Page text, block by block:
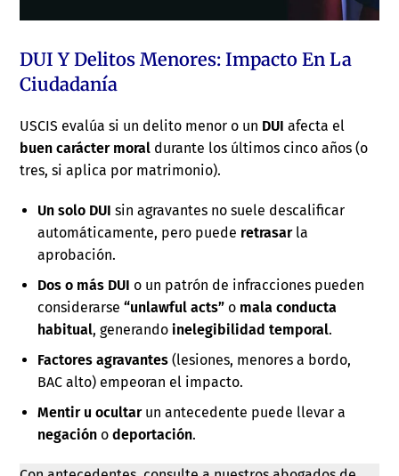
DUI Y Delitos Menores: Impacto En La
Ciudadanía
USCIS evalúa si un delito menor o un DUI afecta el
buen carácter moral durante los últimos cinco años (o
tres, si aplica por matrimonio).
Un solo DUI sin agravantes no suele descalificar
automáticamente, pero puede retrasarla
aprobación.
Dos o más DUI o un patrón de infracciones pueden
considerarse“unlawful acts” o mala conducta
habitual, generandoinelegibilidad temporal.
Factores agravantes (lesiones, menores a bordo,
BAC alto) empeoran el impacto.
Mentir u ocultarun antecedente puede llevar a
negación odeportación.